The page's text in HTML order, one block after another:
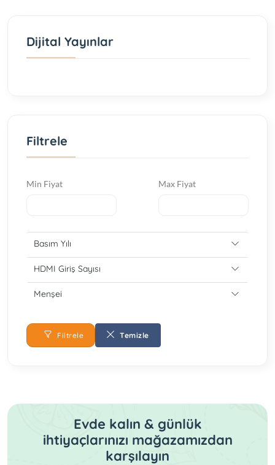
Dijital Yayınlar
Filtrele
Min Fiyat Max Fiyat
Basım Yılı
HDMI Giriş Sayısı
Menşei
Filtrele Temizle
Evde kalın & günlük
ihtiyaçlarınızı mağazamızdan
karşılayın